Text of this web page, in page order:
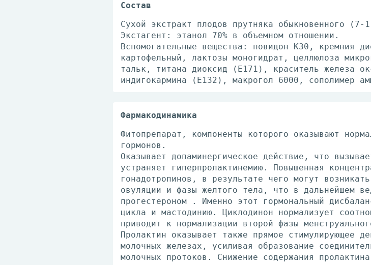
Состав
Сухой экстракт плодов прутняка обыкновенного
Экстагент: этанол 70% в объемном отношении.
Вспомогательные вещества: повидон К30, кремния
картофельный, лактозы моногидрат, целлюлоза
тальк, титана диоксид (Е171), краситель железа
индигокармина (Е132), макрогол 6000, сополимер
Фармакодинамика
Фитопрепарат, компоненты которого оказывают
гормонов.
Оказывает допаминергическое действие, что
устраняет гиперпролактинемию. Повышенная
гонадотропинов, в результате чего могут
овуляции и фазы желтого тела, что в дальнейшем
прогестероном . Именно этот гормональный
цикла и мастодинию. Циклодинон нормализует
приводит к нормализации второй фазы
Пролактин оказывает также прямое стимулирующее
молочных железах, усиливая образование
молочных протоков. Снижение содержания